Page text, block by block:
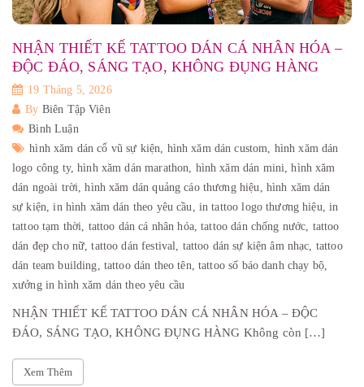
NHẬN THIẾT KẾ TATTOO DÁN CÁ NHÂN HÓA –
ĐỘC ĐÁO, SÁNG TẠO, KHÔNG ĐỤNG HÀNG
19 Tháng 5, 2026
By Biên Tập Viên
Bình Luận
hình xăm dán cổ vũ sự kiện, hình xăm dán custom, hình xăm dán
logo công ty,hình xăm dán marathon, hình xăm dán mini,hình xăm
dán ngoài trời,hình xăm dán quảng cáo thương hiệu, hình xăm dán
sự kiện,in hình xăm dán theo yêu cầu, in tattoo logo thương hiệu,in
tattoo tạm thời, tattoo dán cá nhân hóa,tattoo dán chống nước, tattoo
dán đẹp cho nữ,tattoo dán festival, tattoo dán sự kiện âm nhạc, tattoo
dán team building, tattoo dán theo tên,tattoo số báo danh chạy bộ,
xưởng in hình xăm dán theo yêu cầu
NHẬN THIẾT KẾ TATTOO DÁN CÁ NHÂN HÓA – ĐỘC
ĐÁO, SÁNG TẠO, KHÔNG ĐỤNG HÀNG Không còn […]
Xem Thêm